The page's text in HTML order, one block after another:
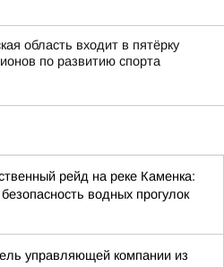
область входит в пятёрку
по развитию спорта
рейд на реке Каменка:
водных прогулок
управляющей компании из